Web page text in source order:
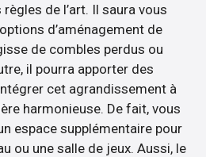
de l’art. Il saura vous
d’aménagement de
de combles perdus ou
il pourra apporter des
cet agrandissement à
harmonieuse. De fait, vous
espace supplémentaire pour
ou une salle de jeux. Aussi, le